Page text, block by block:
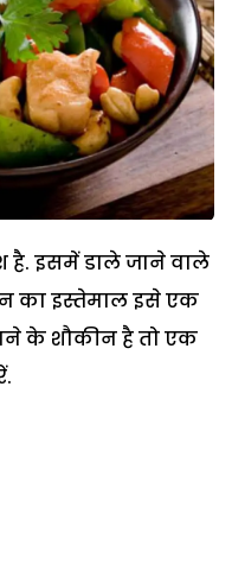
है. इसमें डाले जाने वाले
का इस्तेमाल इसे एक
के शौकीन है तो एक